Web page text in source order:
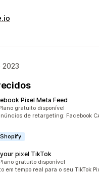
2023
Pixel Meta Feed
ao todo
gratuito disponível
de retargeting: Facebook
pixel TikTok
ao todo
Plano gratuito disponível
em tempo real para o seu TikTok